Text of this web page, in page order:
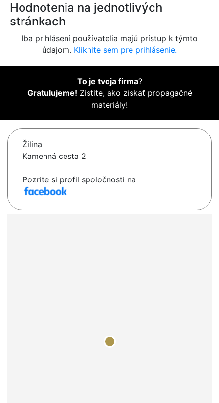
Hodnotenia na jednotlivých
stránkach
Iba prihlásení používatelia majú prístup k týmto
údajom. Kliknite sem pre prihlásenie.
To je tvoja firma?
Gratulujeme! Zistite, ako získať propagačné
materiály!
Žilina
Kamenná cesta 2
Pozrite si profil spoločnosti na